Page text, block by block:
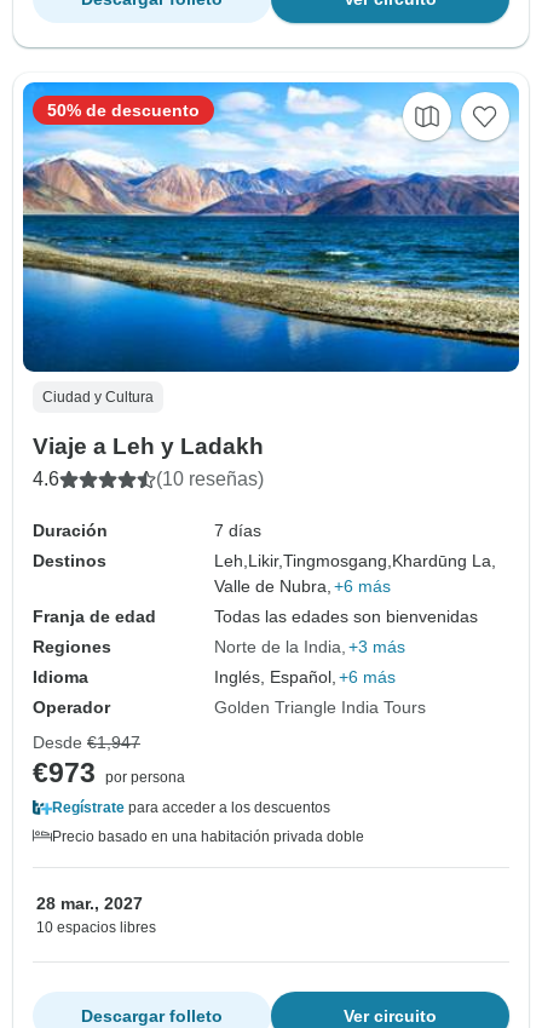
Ciudad y Cultura
Viaje a Leh y Ladakh
4.6 (10 reseñas)
Duración
7 días
Destinos
Leh, Likir,Tingmosgang, Khardūng La,
Valle de Nubra, +6 más
Franja de edad
Todas las edades son bienvenidas
Regiones
Norte de la India +3 más
Idioma
Inglés, Español, +6 más
Operador
Golden Triangle India Tours
50% de descuento
Desde €1,947
€973
por persona
Regístrate para acceder a los descuentos
Precio basado en una habitación privada doble
28 mar., 2027
10 espacios libres
Ver circuito
Descargar folleto